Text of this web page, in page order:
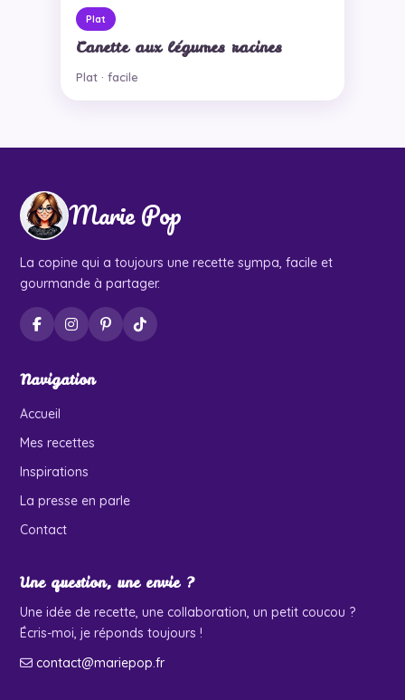
Plat
Canette aux légumes racines
Plat · facile
Marie Pop
La copine qui a toujours une recette sympa, facile et
gourmande à partager.
Navigation
Accueil
Mes recettes
Inspirations
La presse en parle
Contact
Une question, une envie ?
Une idée de recette, une collaboration, un petit coucou ?
Écris-moi, je réponds toujours !
contact@mariepop.fr